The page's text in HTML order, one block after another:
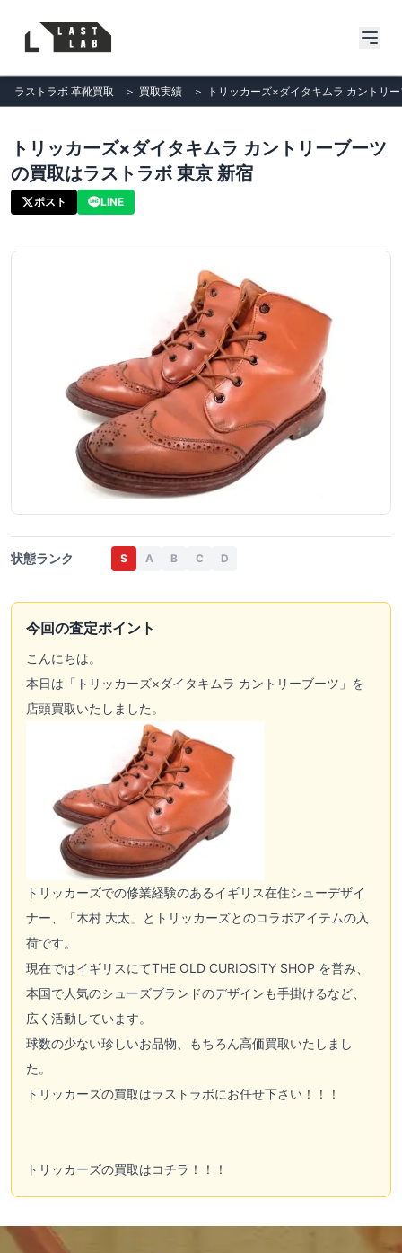
ラストラボ 革靴買取 ＞ 買取実績 ＞ トリッカーズ×ダイタキムラ カントリ
トリッカーズ×ダイタキムラ カントリーブーツ
の買取はラストラボ 東京 新宿
ポスト LINE
状態ランク S A B C D
今回の査定ポイント
こんにちは。
本日は「トリッカーズ×ダイタキムラ カントリーブーツ」を
店頭買取いたしました。
トリッカーズでの修業経験のあるイギリス在住シューデザイ
ナー、「木村 大太」とトリッカーズとのコラボアイテムの入
荷です。
現在ではイギリスにてTHE OLD CURIOSITY SHOP を営み、
本国で人気のシューズブランドのデザインも手掛けるなど、
広く活動しています。
球数の少ない珍しいお品物、もちろん高価買取いたしまし
た。
トリッカーズの買取はラストラボにお任せ下さい！！！
トリッカーズの買取はコチラ！！！